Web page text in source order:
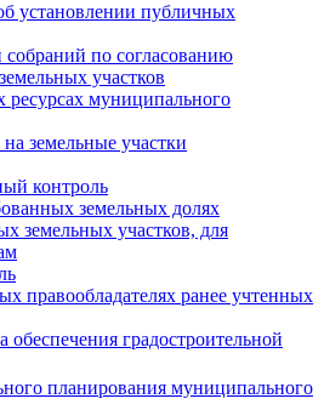
установлении публичных
по согласованию
участков
муниципального
земельные участки
контроль
земельных долях
земельных участков, для
правообладателях ранее учтенных
градостроительной
планирования муниципального